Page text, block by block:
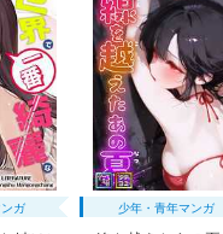
ガ 少年・青年マンガ